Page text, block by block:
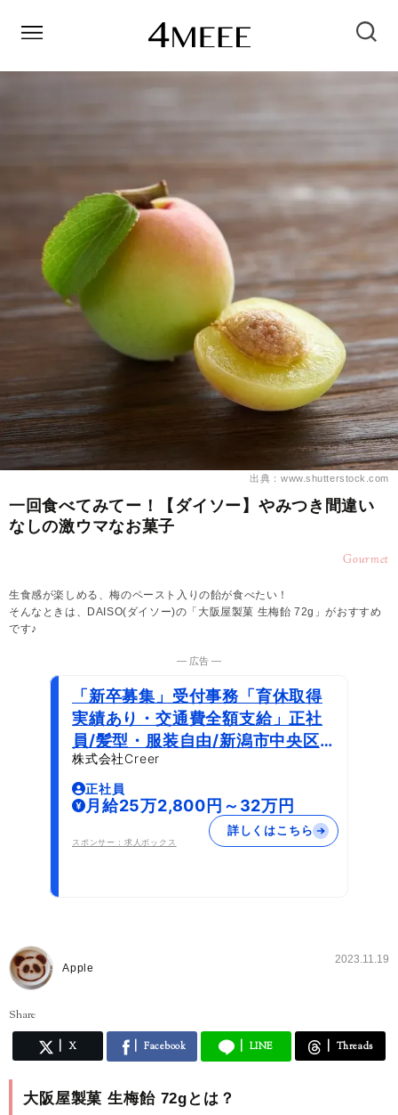
出典：www.shutterstock.com
一回食べてみてー！【ダイソー】やみつき間違い
なしの激ウマなお菓子
Gourmet
生食感が楽しめる、梅のペースト入りの飴が食べたい！
そんなときは、DAISO(ダイソー)の「大阪屋製菓 生梅飴 72g」がおすすめ
です♪
― 広告 ―
「新卒募集」受付事務「育休取得
実績あり・交通費全額支給」正社
員/髪型・服装自由/新潟市中央区鐙
西2丁目
株式会社Creer
正社員
月給25万2,800円～32万円
スポンサー：求人ボックス
詳しくはこちら
Apple
2023.11.19
Share
X Facebook LINE Threads
大阪屋製菓 生梅飴 72gとは？